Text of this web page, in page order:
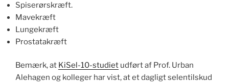
Spiserørskræft.
Mavekræft
Lungekræft
Prostatakræft
Bemærk, at KiSel-10-studiet udført af Prof. Urban
Alehagen og kolleger har vist, at et dagligt selentilskud